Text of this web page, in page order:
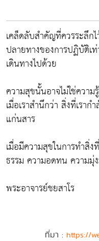
เคล็ดลับสำคัญที่ควรระลึก
ปลายทางของการปฏิบัติเ
เดินทางไปด้วย
ความสุขนั้นอาจไม่ใช่ควา
เมื่อเราสำนึกว่า สิ่งที่เรา
แก่นสาร
เมื่อมีความสุขในการทำสิ่
ธรรม ความอดทน ความมุ่
พระอาจารย์ชยสาโร
ที่มา : https://